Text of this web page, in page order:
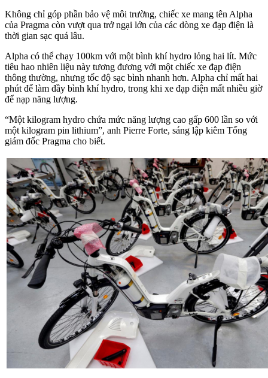
Không chỉ góp phần bảo vệ môi trường, chiếc xe mang tên Alpha
của Pragma còn vượt qua trở ngại lớn của các dòng xe đạp điện là
thời gian sạc quá lâu.
Alpha có thể chạy 100km với một bình khí hydro lỏng hai lít. Mức
tiêu hao nhiên liệu này tương đương với một chiếc xe đạp điện
thông thường, nhưng tốc độ sạc bình nhanh hơn. Alpha chỉ mất hai
phút để làm đầy bình khí hydro, trong khi xe đạp điện mất nhiều giờ
để nạp năng lượng.
“Một kilogram hydro chứa mức năng lượng cao gấp 600 lần so với
một kilogram pin lithium”, anh Pierre Forte, sáng lập kiêm Tổng
giám đốc Pragma cho biết.